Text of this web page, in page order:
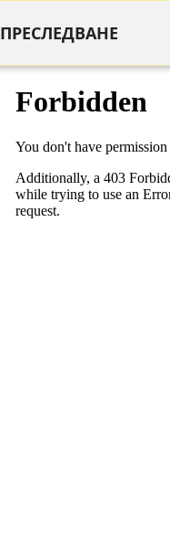
ПРЕСЛЕДВАНЕ